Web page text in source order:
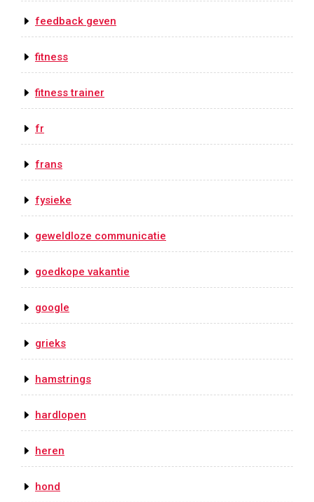
feedback geven
fitness
fitness trainer
fr
frans
fysieke
geweldloze communicatie
goedkope vakantie
google
grieks
hamstrings
hardlopen
heren
hond